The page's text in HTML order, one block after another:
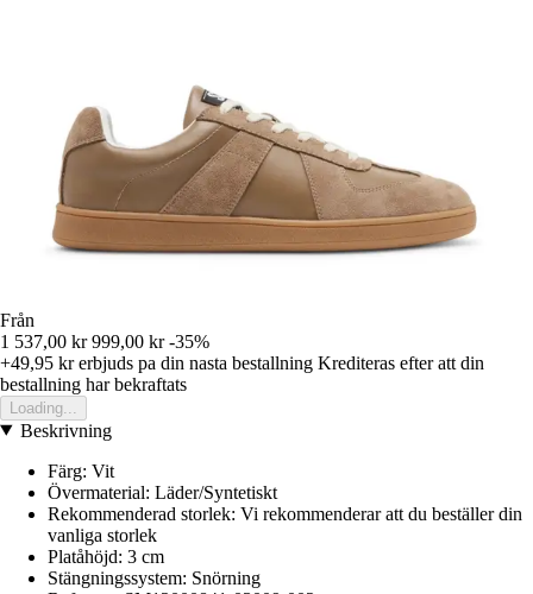
Från
1 537,00 kr 999,00 kr -35%
+49,95 krerbjuds pa din nasta bestallning Krediteras efter att din
bestallning har bekraftats
Loading...
Beskrivning
Färg: Vit
Övermaterial: Läder/Syntetiskt
Rekommenderad storlek: Vi rekommenderar att du beställer din
vanliga storlek
Platåhöjd: 3 cm
Stängningssystem: Snörning